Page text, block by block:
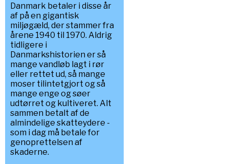
Danmark betaler i disse år
af på en gigantisk
miljøgæld, der stammer fra
årene 1940 til 1970. Aldrig
tidligere i
Danmarkshistorien er så
mange vandløb lagt i rør
eller rettet ud, så mange
moser tilintetgjort og så
mange enge og søer
udtørret og kultiveret. Alt
sammen betalt af de
almindelige skatteydere -
som i dag må betale for
genoprettelsen af
skaderne.